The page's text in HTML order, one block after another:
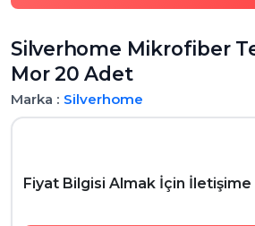
Silverhome Mikrofiber
Mor 20 Adet
Marka : Silverhome
Fiyat Bilgisi Almak İçin İletişime